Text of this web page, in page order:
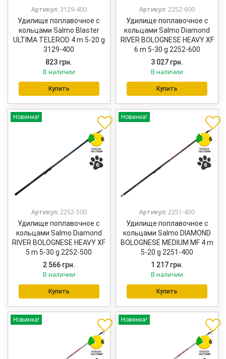
Артикул: 3129-400
Удилище поплавочное с
кольцами Salmo Blaster
ULTIMA TELEROD 4 m 5-20 g
3129-400
823 грн.
В наличии
Купить
Артикул:2252-600
Удилище поплавочное с
кольцами Salmo Diamond
RIVER BOLOGNESE HEAVY XF
6 m 5-30 g 2252-600
3 027 грн.
В наличии
Купить
Новинка!
Артикул: 2252-500
Удилище поплавочное с
кольцами Salmo Diamond
RIVER BOLOGNESE HEAVY XF
5 m 5-30 g 2252-500
2 566 грн.
В наличии
Купить
Новинка!
Артикул:2251-400
Удилище поплавочное с
кольцами Salmo DIAMOND
BOLOGNESE MEDIUM MF 4 m
5-20 g 2251-400
1 217 грн.
В наличии
Купить
Новинка! Новинка!